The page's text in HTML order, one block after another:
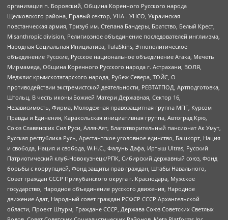
организация п. Боровский, Община Коренного Русского народа
Щелковского района, Правый сектор, УНА - УНСО, Украинская
повстанческая армия, Тризуб им. Степана Бандеры, Братство, Белый Крест,
Misanthropic division, Религиозное объединение последователей инглиизма,
Народная Социальная Инициатива, TulaSkins, Этнополитическое
объединение Русские, Русское национальное объединение Атака, Мечеть
Мирмамеда, Община Коренного Русского народа г. Астрахани, ВОЛЯ,
Меджлис крымскотатарского народа, Рубеж Севера, ТОЙС, О
противодействии экстремистской деятельности, РЕВТАТПОД, Артподготовка,
Штольц, В честь иконы Божией Матери Державная, Сектор 16,
Независимость, Фирма, Молодежная правозащитная группа МПГ, Курсом
Правды и Единения, Каракольская инициативная группа, Автоград Крю,
Союз Славянских Сил Руси, Алля-Аят, Благотворительный пансионат Ак Умут,
Русская республика Русь, Арестантское уголовное единство, Башкорт, Нация
и свобода, Нация и свобода, W.H.С., Фалунь Дафа, Иртыш Ultras, Русский
Патриотический клуб-Новокузнецк/РПК, Сибирский державный союз, Фонд
борьбы с коррупцией, Фонд защиты прав граждан, Штабы Навального,
Совет граждан СССР Прикубанского округа г. Краснодара, Мужское
государство, Народное объединение русского движения, Народное
движение Адат, Народный совет граждан РСФСР СССР Архангельской
области, Проект Штурм, Граждане СССР, Держава Союз Советских Светлых